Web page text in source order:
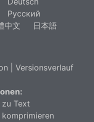
Русский
中文 日本語
Versionsverlauf
zu Text
komprimieren